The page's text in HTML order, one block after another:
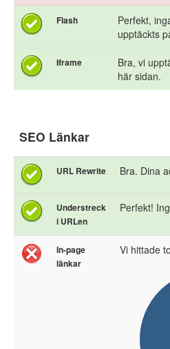
Flash
Perfekt,
upptäckts
Iframe
Bra, vi
här sidan.
SEO Länkar
URL Rewrite Bra. Dina
Understreck
i URLen
Perfekt!
In-page
länkar
Vi hittade